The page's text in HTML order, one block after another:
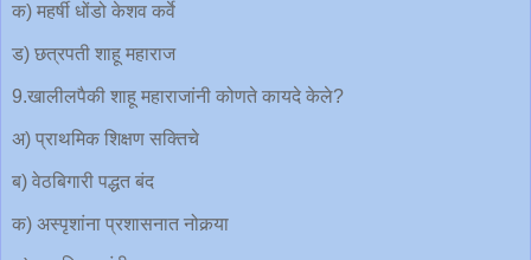
क) महर्षी धोंडो केशव कर्वे
ड) छत्रपती शाहू महाराज
9.खालीलपैकी शाहू महाराजांनी कोणते कायदे केले?
अ) प्राथमिक शिक्षण सक्तिचे
ब) वेठबिगारी पद्धत बंद
क) अस्पृशांना प्रशासनात नोकर्‍या